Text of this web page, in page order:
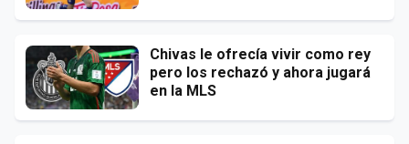
Chivas le ofrecía vivir como rey
pero los rechazó y ahora jugará
en la MLS